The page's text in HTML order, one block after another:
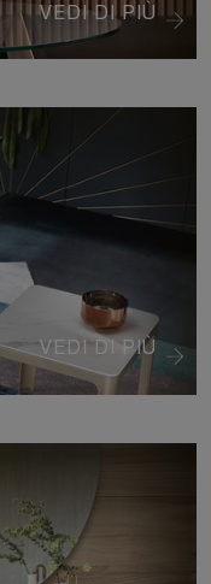
VEDI DI PIÙ
VEDI DI PIÙ